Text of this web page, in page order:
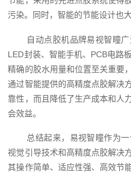
污染。同时，智能的节能设计也
自动点胶机品牌易视智瞳
LED封装、智能手机、PCB电路
精确的胶水用量和位置至关重要
通过智能提供的高精度点胶解决
靠性，而且降低了生产成本和人
会效益。
总结起来，易视智瞳作为
视觉引导技术和高精度点胶解决
其操作简单、适应性强、高效节